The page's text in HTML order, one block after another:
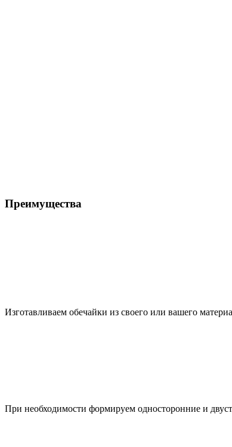
Преимущества
Изготавливаем обечайки из своего или вашего
При необходимости формируем односторонние и